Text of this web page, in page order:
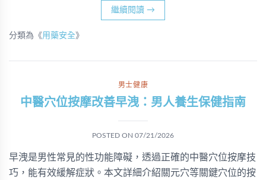
繼續閱讀 →
分類為《用藥安全》
男士健康
中醫穴位按摩改善早洩：男人養生保健指南
POSTED ON 07/21/2026
早洩是男性常見的性功能障礙，透過正確的中醫穴位按摩技
巧，能有效緩解症狀。本文詳細介紹關元穴等關鍵穴位的按